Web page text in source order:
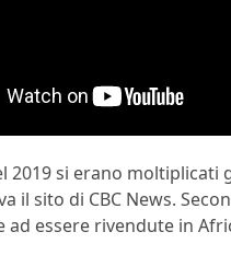
2019 si erano
il sito di CBC News.
ad essere rivendute in